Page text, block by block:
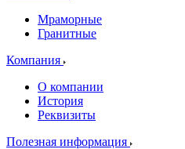
Мраморные
Гранитные
Компания
О компании
История
Реквизиты
Полезная информация